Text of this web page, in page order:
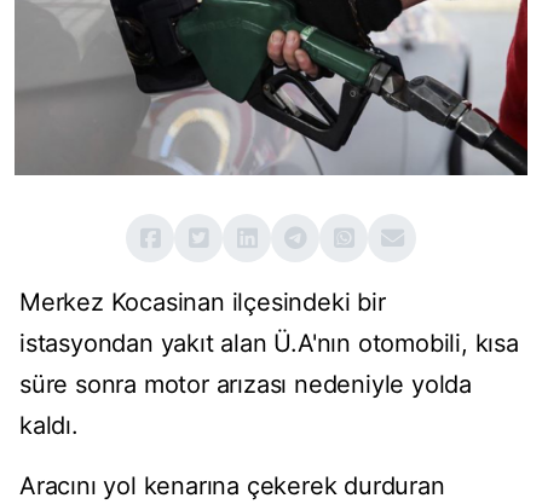
Merkez Kocasinan ilçesindeki bir
istasyondan yakıt alan Ü.A'nın otomobili, kısa
süre sonra motor arızası nedeniyle yolda
kaldı.
Aracını yol kenarına çekerek durduran